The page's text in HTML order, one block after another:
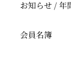
お知らせ / 年
会員名簿